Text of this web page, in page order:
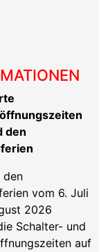
den
den
vom 6. Juli
2026
Schalter- und
auf